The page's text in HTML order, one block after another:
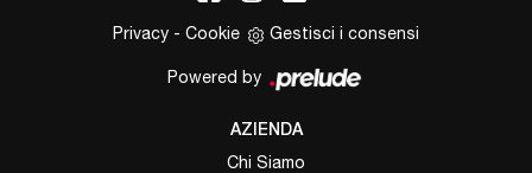
Privacy - Cookie Gestisci i consensi
Powered by
AZIENDA
Chi Siamo